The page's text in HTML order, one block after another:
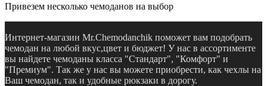
Привезем несколько чемоданов на выбор
Интернет-магазин Mr.Chemodanchik поможет вам подобрать
чемодан на любой вкус,цвет и бюджет! У нас в ассортименте
вы найдете чемоданы класса "Стандарт", "Комфорт" и
"Премиум". Так же у нас вы можете приобрести, как чехлы на
Ваш чемодан, так и удобные рюкзаки в дорогу.